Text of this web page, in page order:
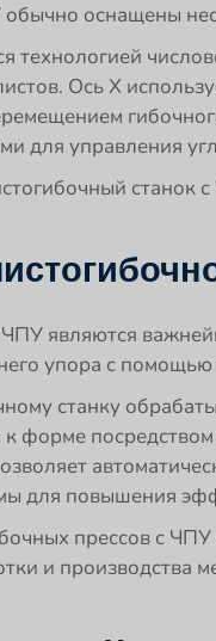
оснащены
технологией
Ось X
для управления
ЧПУ являются
упора с
станку
форме
для повышения
прессов с
и производства